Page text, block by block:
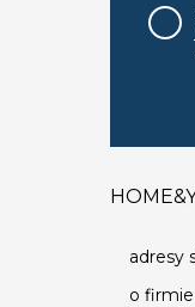
adresy
o firmie